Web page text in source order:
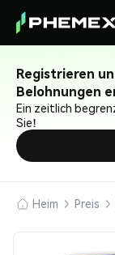
Registrieren
Belohnungen
Ein zeitlich
Sie!
Heim Preis